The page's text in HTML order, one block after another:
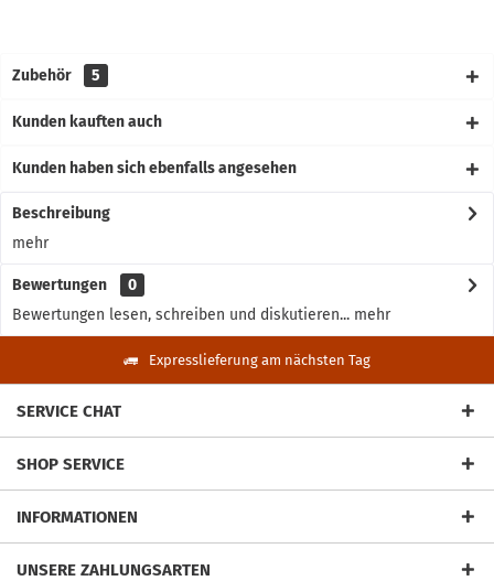
Zubehör 5
Kunden kauften auch
Kunden haben sich ebenfalls angesehen
Beschreibung
mehr
Bewertungen
0
Bewertungen lesen, schreiben und diskutieren... mehr
Expresslieferung am nächsten Tag
SERVICE CHAT
SHOP SERVICE
INFORMATIONEN
UNSERE ZAHLUNGSARTEN